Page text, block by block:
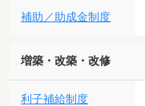
補助／助成金制度
増築・改築・改修
利子補給制度